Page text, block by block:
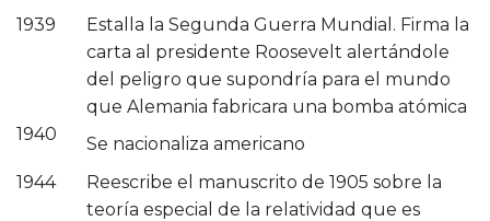
1939
Estalla la Segunda Guerra Mundial. Firma la
carta al presidente Roosevelt alertándole
del peligro que supondría para el mundo
que Alemania fabricara una bomba atómica
1940
Se nacionaliza americano
1944
Reescribe el manuscrito de 1905 sobre la
teoría especial de la relatividad que es